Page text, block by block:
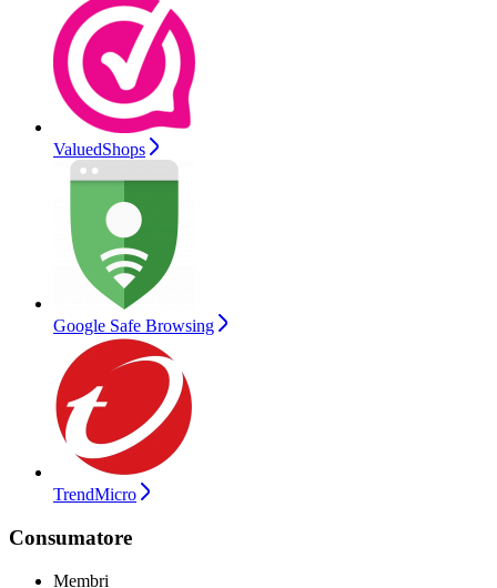
ValuedShops
Google Safe Browsing
TrendMicro
Consumatore
Membri